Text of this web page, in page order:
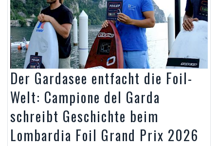
Der Gardasee entfacht die Foil-
Welt: Campione del Garda
schreibt Geschichte beim
Lombardia Foil Grand Prix 2026